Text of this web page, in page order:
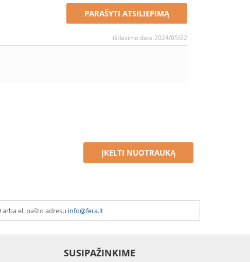
PARAŠYTI ATSILIEPIMĄ
išdavimo data 2024/05/22
ĮKELTI NUOTRAUKĄ
el. pašto adresu info@fera.lt
SUSIPAŽINKIME